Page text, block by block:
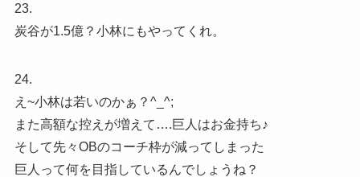
23.
炭谷が1.5億？小林にもやってくれ。
24.
え~小林は若いのかぁ？^_^;
また高額な控えが増えて….巨人はお金持ち♪
そして先々OBのコーチ枠が減ってしまった
巨人って何を目指しているんでしょうね？